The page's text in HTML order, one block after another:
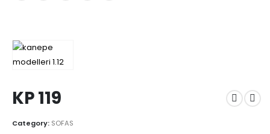
KP 119
Category: SOFAS